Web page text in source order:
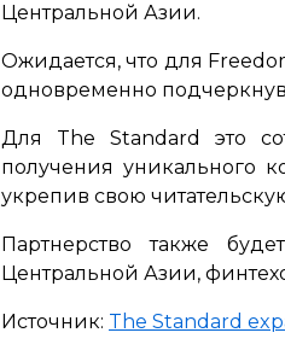
Центральной Азии.
Ожидается, что для
одновременно
Для The Standard это
получения уникального
укрепив свою
Партнерство также
Центральной Азии,
Источник: The Standard